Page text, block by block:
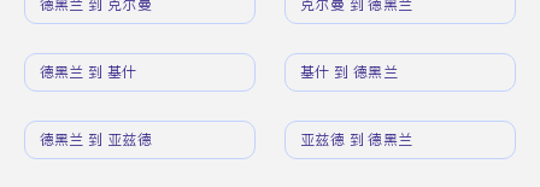
德黑兰 到 克尔曼 克尔曼 到 德黑兰
德黑兰 到 基什 基什 到 德黑兰
德黑兰 到 亚兹德 亚兹德 到 德黑兰